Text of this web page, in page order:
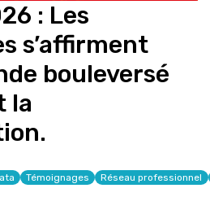
: Les
s’affirment
bouleversé
la
Témoignages Réseau professionnel